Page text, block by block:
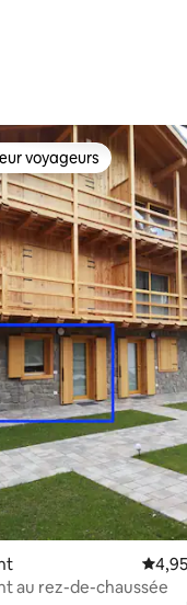
voyageurs
voyageurs
au rez-de-chaussée